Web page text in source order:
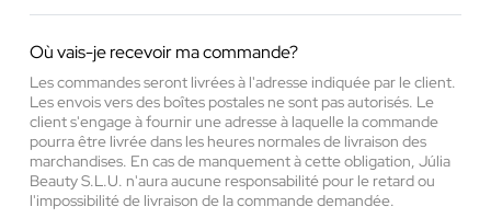
Où vais-je recevoir ma commande?
Les commandes seront livrées à l'adresse indiquée par le client.
Les envois vers des boîtes postales ne sont pas autorisés. Le
client s'engage à fournir une adresse à laquelle la commande
pourra être livrée dans les heures normales de livraison des
marchandises. En cas de manquement à cette obligation, Júlia
Beauty S.L.U. n'aura aucune responsabilité pour le retard ou
l'impossibilité de livraison de la commande demandée.